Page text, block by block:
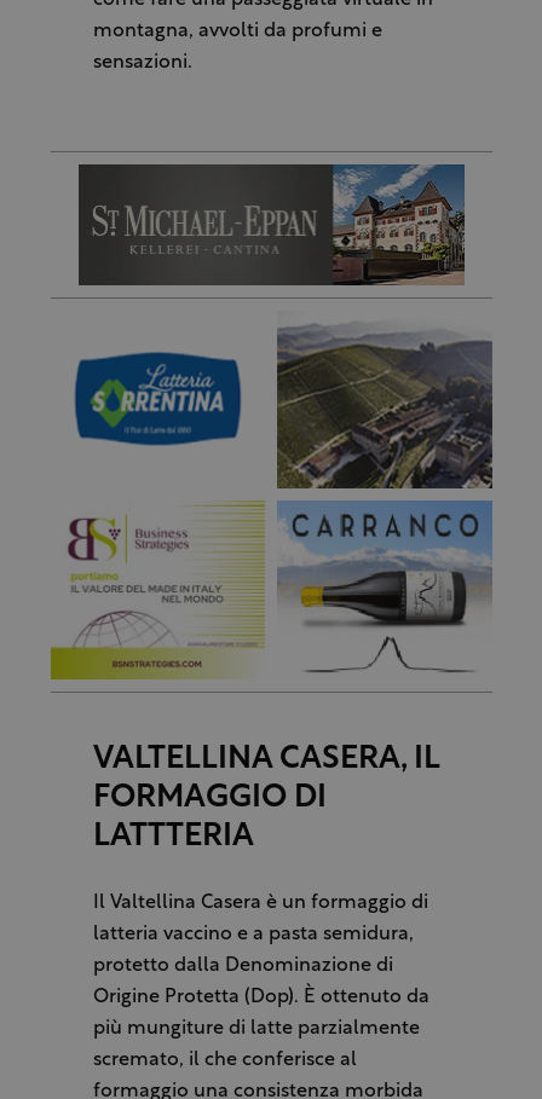
montagna, avvolti da profumi e
sensazioni.
VALTELLINA CASERA, IL
FORMAGGIO DI
LATTTERIA
Il Valtellina Casera è un formaggio di
latteria vaccino e a pasta semidura,
protetto dalla Denominazione di
Origine Protetta (Dop). È ottenuto da
più mungiture di latte parzialmente
scremato, il che conferisce al
formaggio una consistenza morbida